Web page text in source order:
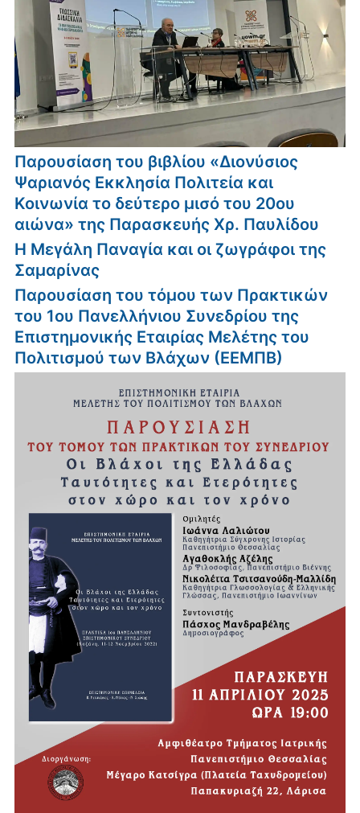
Παρουσίαση του βιβλίου «Διονύσιος
Ψαριανός Εκκλησία Πολιτεία και
Κοινωνία το δεύτερο μισό του 20ου
αιώνα» της Παρασκευής Χρ. Παυλίδου
Η Μεγάλη Παναγία και οι ζωγράφοι της
Σαμαρίνας
Παρουσίαση του τόμου των Πρακτικών
του 1ου Πανελλήνιου Συνεδρίου της
Επιστημονικής Εταιρίας Μελέτης του
Πολιτισμού των Βλάχων (ΕΕΜΠΒ)